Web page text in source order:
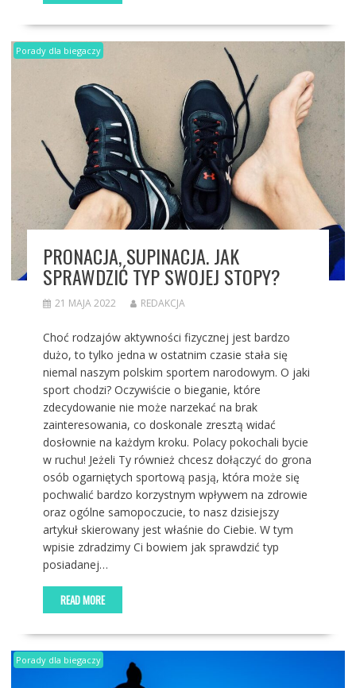
Porady dla biegaczy
PRONACJA, SUPINACJA. JAK
SPRAWDZIĆ TYP SWOJEJ STOPY?
21 MAJA 2022 REDAKCJA
Choć rodzajów aktywności fizycznej jest bardzo
dużo, to tylko jedna w ostatnim czasie stała się
niemal naszym polskim sportem narodowym. O jaki
sport chodzi? Oczywiście o bieganie, które
zdecydowanie nie może narzekać na brak
zainteresowania, co doskonale zresztą widać
dosłownie na każdym kroku. Polacy pokochali bycie
w ruchu! Jeżeli Ty również chcesz dołączyć do grona
osób ogarniętych sportową pasją, która może się
pochwalić bardzo korzystnym wpływem na zdrowie
oraz ogólne samopoczucie, to nasz dzisiejszy
artykuł skierowany jest właśnie do Ciebie. W tym
wpisie zdradzimy Ci bowiem jak sprawdzić typ
posiadanej…
READ MORE
Porady dla biegaczy